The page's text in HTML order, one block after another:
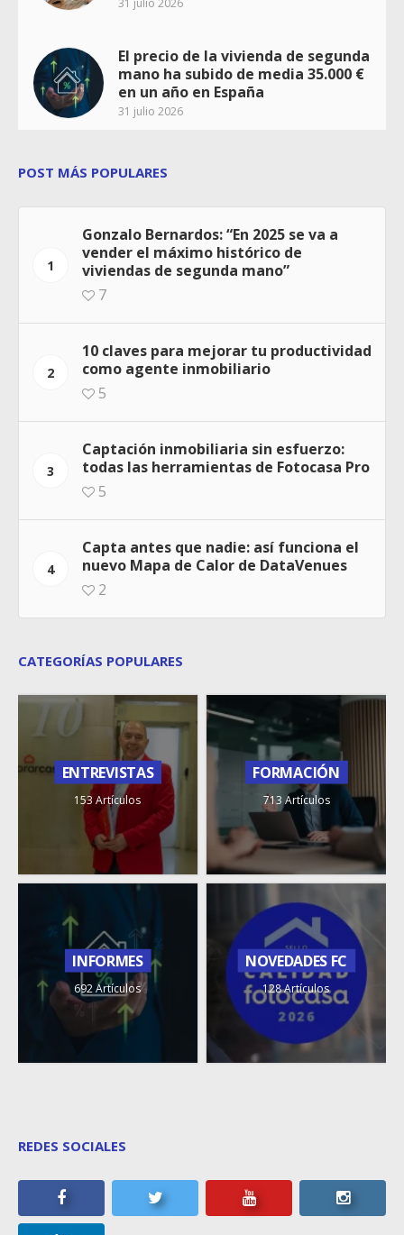
El precio de la vivienda de segunda
mano ha subido de media 35.000 €
en un año en España
31 julio 2026
POST MÁS POPULARES
1
Gonzalo Bernardos: “En 2025 se va a
vender el máximo histórico de
viviendas de segunda mano”
7
2
10 claves para mejorar tu productividad
como agente inmobiliario
5
3
Captación inmobiliaria sin esfuerzo:
todas las herramientas de Fotocasa Pro
5
4
Capta antes que nadie: así funciona el
nuevo Mapa de Calor de DataVenues
2
CATEGORÍAS POPULARES
ENTREVISTAS
153 Artículos
FORMACIÓN
713 Artículos
INFORMES
692 Artículos
NOVEDADES FC
128 Artículos
REDES SOCIALES